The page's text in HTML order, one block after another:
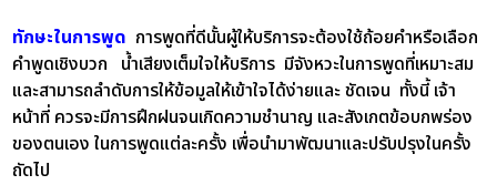
ทักษะในการพูด การพูดที่ดีนั้นผู้ให้บริการจะต้องใช้ถ้อยคำหรือเลือก
คำพูดเชิงบวก น้ำเสียงเต็มใจให้บริการ มีจังหวะในการพูดที่เหมาะสม
และสามารถลำดับการให้ข้อมูลให้เข้าใจได้ง่ายและ ชัดเจน ทั้งนี้ เจ้า
หน้าที่ ควรจะมีการฝึกฝนจนเกิดความชำนาญ และสังเกตข้อบกพร่อง
ของตนเอง ในการพูดแต่ละครั้ง เพื่อนำมาพัฒนาและปรับปรุงในครั้ง
ถัดไป